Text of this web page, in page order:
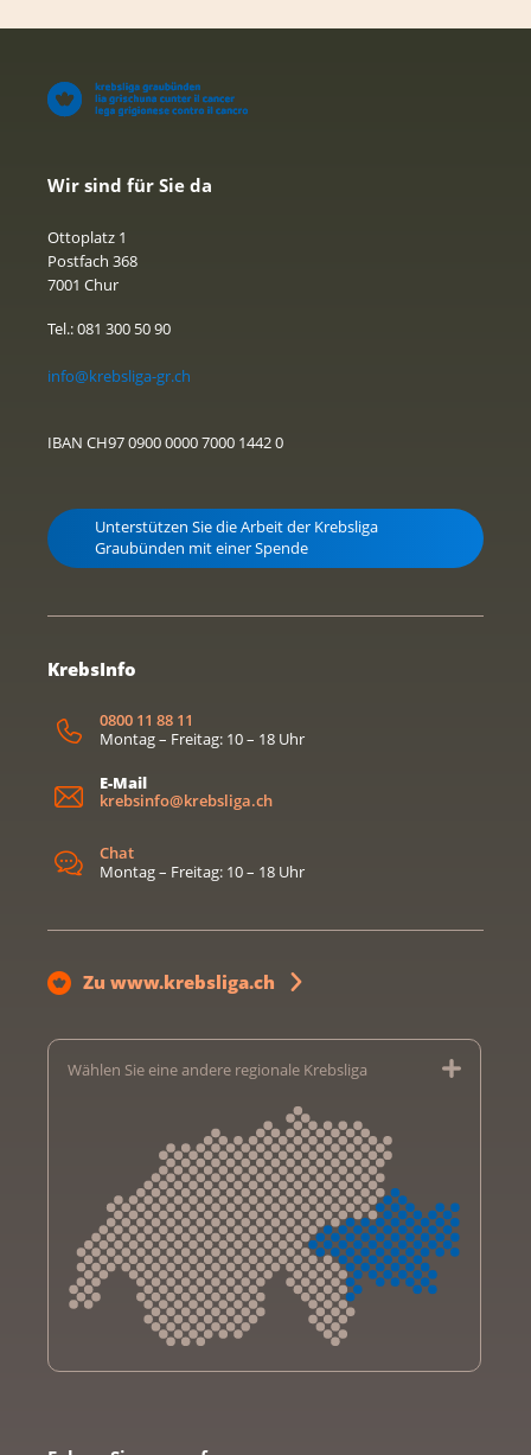
Wir sind für Sie da
Ottoplatz 1
Postfach 368
7001 Chur
Tel.: 081 300 50 90
info@krebsliga-gr.ch
IBAN CH97 0900 0000 7000 1442 0
Unterstützen Sie die Arbeit der Krebsliga
Graubünden mit einer Spende
KrebsInfo
0800 11 88 11
Montag – Freitag: 10 – 18 Uhr
E-Mail
krebsinfo@krebsliga.ch
Chat
Montag – Freitag: 10 – 18 Uhr
Zu www.krebsliga.ch
Wählen Sie eine andere regionale Krebsliga